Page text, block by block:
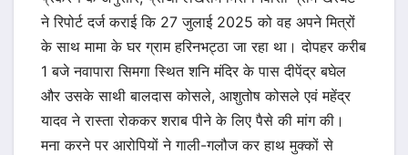
ने रिपोर्ट दर्ज कराई कि 27 जुलाई 2025 को वह अपने मित्रों
के साथ मामा के घर ग्राम हरिनभट्ठा जा रहा था। दोपहर करीब
1 बजे नवापारा सिमगा स्थित शनि मंदिर के पास दीपेंद्र बघेल
और उसके साथी बालदास कोसले, आशुतोष कोसले एवं महेंद्र
यादव ने रास्ता रोककर शराब पीने के लिए पैसे की मांग की।
मना करने पर आरोपियों ने गाली-गलौज कर हाथ मुक्कों से